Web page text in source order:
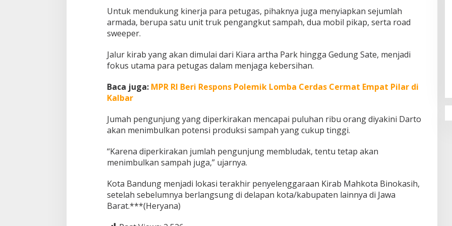
o
a
h
Untuk mendukung kinerja para petugas, pihaknya juga menyiapkan sejumlah
armada, berupa satu unit truk pengangkut sampah, dua mobil pikap, serta road
sweeper.
Jalur kirab yang akan dimulai dari Kiara artha Park hingga Gedung Sate, menjadi
fokus utama para petugas dalam menjaga kebersihan.
Baca juga: MPR RI Beri Respons Polemik Lomba Cerdas Cermat Empat Pilar di
Kalbar
Jumah pengunjung yang diperkirakan mencapai puluhan ribu orang diyakini Darto
akan menimbulkan potensi produksi sampah yang cukup tinggi.
“Karena diperkirakan jumlah pengunjung membludak, tentu tetap akan
menimbulkan sampah juga,” ujarnya.
Kota Bandung menjadi lokasi terakhir penyelenggaraan Kirab Mahkota Binokasih,
setelah sebelumnya berlangsung di delapan kota/kabupaten lainnya di Jawa
Barat.***(Heryana)
Penguatan Pendidikan Agama dan
Karakter Sekolah Nur Al Rahman
Mempelajarinya